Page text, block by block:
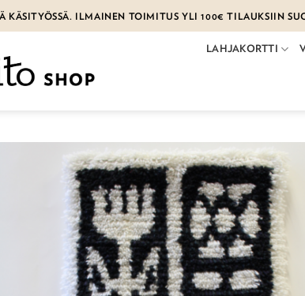
KÄSITYÖSSÄ. ILMAINEN TOIMITUS YLI 100€ TILAUKSIIN
LAHJAKORTTI